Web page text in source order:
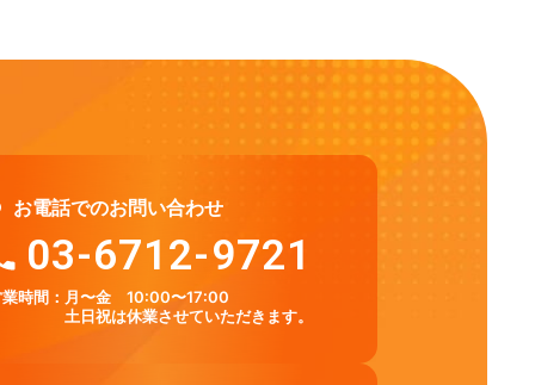
お電話でのお問い合わせ
03-6712-9721
時間： 月〜金 10:00〜17:00
土日祝は休業させていただきます。